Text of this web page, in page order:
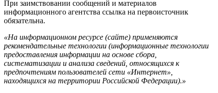
При заимствовании сообщений и материалов
информационного агентства ссылка на первоисточник
обязательна.
«На информационном ресурсе (сайте) применяются
рекомендательные технологии (информационные технологии
предоставления информации на основе сбора,
систематизации и анализа сведений, относящихся к
предпочтениям пользователей сети «Интернет»,
находящихся на территории Российской Федерации).»